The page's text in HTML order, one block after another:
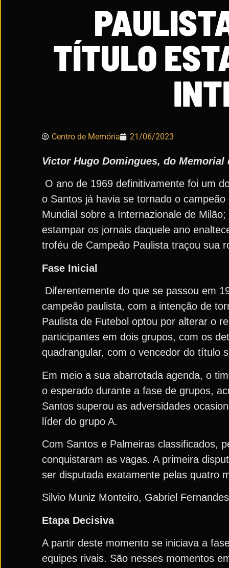
TÍTULO
Centro de Memória 21/06/2023
Victor Hugo Domingues, do Memorial
O ano de 1969 definitivamente foi um
o Santos já havia se tornado o
Mundial sobre a Internazionale de
estampar os jornais daquele ano
troféu de Campeão Paulista traçou sua
Fase Inicial
Diferentemente do que se passou em
campeão paulista, com a intenção de
Paulista de Futebol optou por alterar o
participantes em dois grupos, com os
quadrangular, com o vencedor do título
Em meio a sua abarrotada agenda, o
o esperado durante a fase de grupos,
Santos superou as adversidades
líder do grupo A.
Com Santos e Palmeiras classificados,
conquistaram as vagas. A primeira
ser disputada exatamente pelas quatro
Silvio Muniz Monteiro, Gabriel
Etapa Decisiva
A partir deste momento se iniciava a
equipes rivais. São nesses momentos